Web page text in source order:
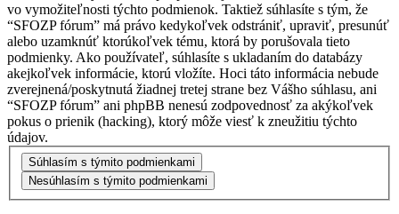
vo vymožiteľnosti týchto podmienok. Taktiež súhlasíte s tým, že
“SFOZP fórum” má právo kedykoľvek odstrániť, upraviť, presunúť
alebo uzamknúť ktorúkoľvek tému, ktorá by porušovala tieto
podmienky. Ako používateľ, súhlasíte s ukladaním do databázy
akejkoľvek informácie, ktorú vložíte. Hoci táto informácia nebude
zverejnená/poskytnutá žiadnej tretej strane bez Vášho súhlasu, ani
“SFOZP fórum” ani phpBB nenesú zodpovednosť za akýkoľvek
pokus o prienik (hacking), ktorý môže viesť k zneužitiu týchto
údajov.